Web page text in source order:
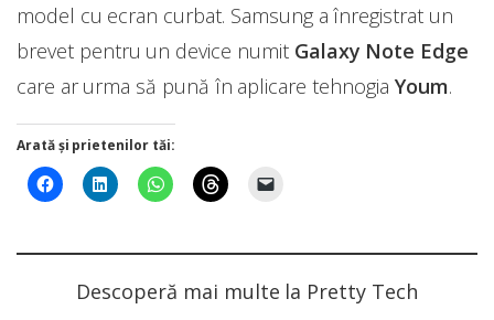
model cu ecran curbat. Samsung a înregistrat un
brevet pentru un device numit Galaxy Note Edge
care ar urma să pună în aplicare tehnogia Youm.
Arată și prietenilor tăi:
Descoperă mai multe la Pretty Tech